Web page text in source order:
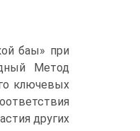
баы» при
Метод
ключевых
других